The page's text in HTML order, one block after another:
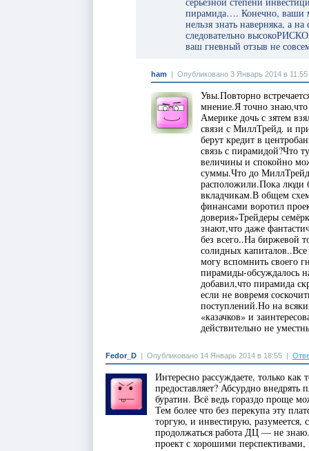
пирамида…. Конечно, ваши
нельзя знать наверняка, а
следовательно
ваш гневный отзыв не
ham Опубликовано 3 Январь 2014 в 11:55
Увы.Повторно
мнение.Я точно
Америке дочь с зятем
связи с МиллТрейд. и
берут кредит в
связь с пирамидой?Что
величины и спокойно
суммы.Что до
расположили.Пока люди
вкладчикам.В общем
финансами воротил
доверия»Трейдеры
знают,что даже
без всего..На биржевой
солидных
могу вспомнить своего
пирамиды-обсуждалось
добавил,что пирамида
если не вовремя
поступлений.Но на
«казачков» и
действительно не
Fedor_D Опубликовано 14 Январь 2014 в 18:55
Интересно рассуждаете, только как
предоставляет? Абсурдно
буратин. Всё ведь гораздо проще
Тем более что без перекупа эту
торгую, и инвестирую, разумеется,
продолжаться работа ДЦ — не
проект с хорошими